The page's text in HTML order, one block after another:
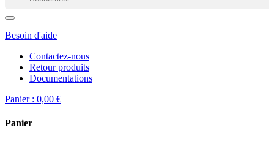
Besoin d'aide
Contactez-nous
Retour produits
Documentations
Panier : 0,00 €
Panier